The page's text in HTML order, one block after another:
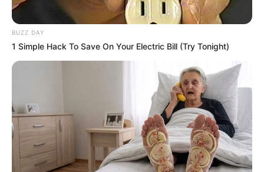
8 Kata Lucu Seputar Malam
Minggu ala Jomblo yang Bikin
BUZZ DAY
1 Simple Hack To Save On Your Electric Bill (Try Tonight)